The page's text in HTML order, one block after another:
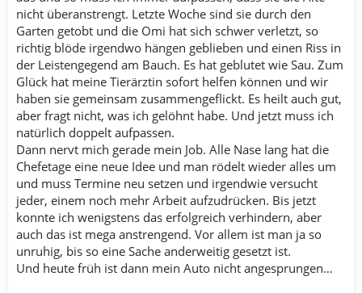
nicht überanstrengt. Letzte Woche sind sie durch den
Garten getobt und die Omi hat sich schwer verletzt, so
richtig blöde irgendwo hängen geblieben und einen Riss in
der Leistengegend am Bauch. Es hat geblutet wie Sau. Zum
Glück hat meine Tierärztin sofort helfen können und wir
haben sie gemeinsam zusammengeflickt. Es heilt auch gut,
aber fragt nicht, was ich gelöhnt habe. Und jetzt muss ich
natürlich doppelt aufpassen.
Dann nervt mich gerade mein Job. Alle Nase lang hat die
Chefetage eine neue Idee und man rödelt wieder alles um
und muss Termine neu setzen und irgendwie versucht
jeder, einem noch mehr Arbeit aufzudrücken. Bis jetzt
konnte ich wenigstens das erfolgreich verhindern, aber
auch das ist mega anstrengend. Vor allem ist man ja so
unruhig, bis so eine Sache anderweitig gesetzt ist.
Und heute früh ist dann mein Auto nicht angesprungen…